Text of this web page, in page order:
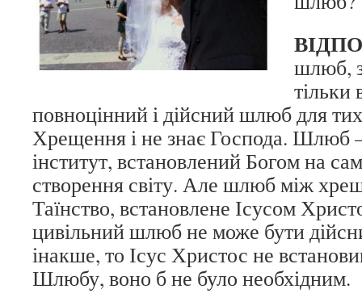
шлюб,
тільки
повноцінний і дійсний шлюб для
Хрещення і не знає Господа. Шлюб
інститут, встановлений Богом на
створення світу. Але шлюб між
Таїнство, встановлене Ісусом
цивільний шлюб не може бути
інакше, то Ісус Христос не
Шлюбу, воно б не було необхідним.